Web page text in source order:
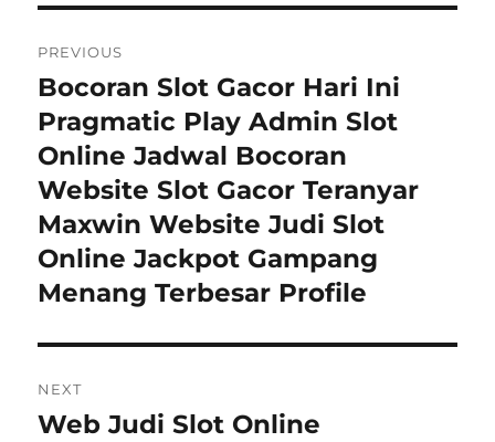
navigation
PREVIOUS
Previous
post:
Bocoran Slot Gacor Hari Ini
Pragmatic Play Admin Slot
Online Jadwal Bocoran
Website Slot Gacor Teranyar
Maxwin Website Judi Slot
Online Jackpot Gampang
Menang Terbesar Profile
NEXT
Next
Web Judi Slot Online